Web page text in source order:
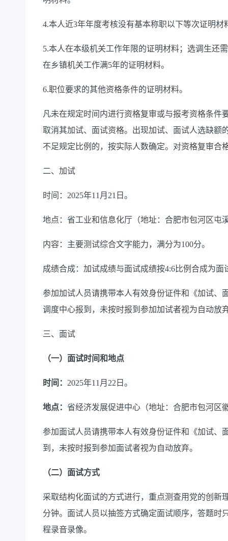
4.本人近3年年度考核没有基本称职以下等次证明材
5.本人在本级机关工作年限的证明材料；选调生还
在乡镇机关工作满5年的证明材料。
6.职位要求的其他资格条件的证明材料。
凡未在规定时间内进行资格复审或与报考资格条件
取消其加试、 面试资格。 出现加试、 面试人选缺额
不足规定比例的，按实际人数确定。 对资格复审合
二、 加试
时间： 2025年11 月 21 日 。
地点： 省工业和信息化厅 （地址： 合肥市包河区屯
内容： 主要测试综合文字能力，满分为100分。
成绩合成：加试成绩与面试成绩按4:6比例合成为面
参加加试人员请携带本人有效身份证件和 《加试、
调度中心报到，未按时报到参加加试者视为自动放
三、面试
（一）面试时间和地点
时间： 2025年11 月 22 日 。
地点： 省经济发展促进中心 （地址： 合肥市包河区
参加面试人员请携带本人有效身份证件和 《加试、
到，未按时报到参加面试者视为自动放弃。
（二）面试方式
采取结构化面试的方式进行， 重点测查用 党的创新
分钟。 面试人员以抽签方式确定面试顺序， 答题时
程录音录像。